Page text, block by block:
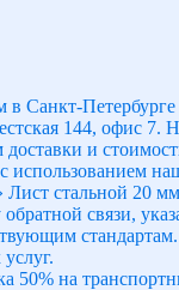
Санкт-Петербурге
144, офис 7.
и
стальной 20
связи,
стандартам.
на